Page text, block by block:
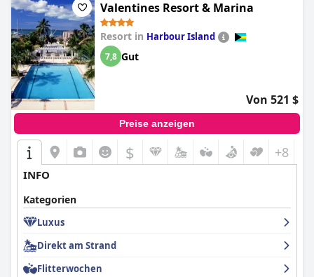
Valentines Resort & Marina
Resort in Harbour Island
7,8 Gut
Von 521 $
Preise anzeigen
$ +8
INFO
Kategorien
Luxus
Direkt am Strand
Flitterwochen